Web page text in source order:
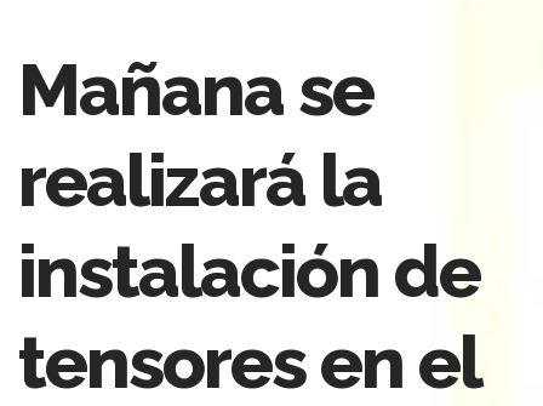
Mañana se
realizará la
instalación de
tensores en el